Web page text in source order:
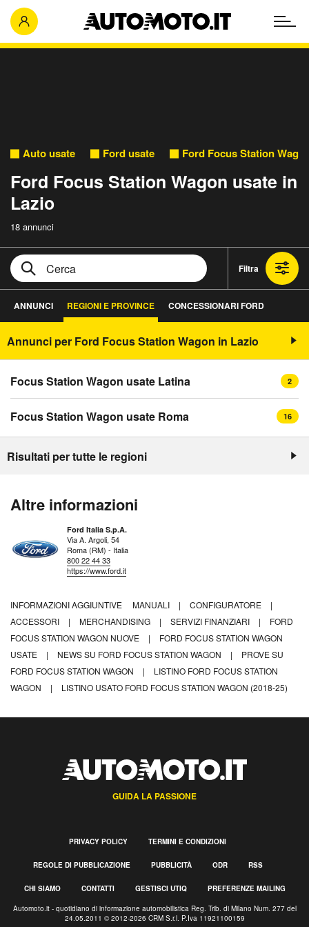
Auto usate Ford usate Ford Focus Station
Ford Focus Station Wagon usate in
Lazio
18 annunci
Filtra
ANNUNCI REGIONI E PROVINCE CONCESSIONARI FORD
Annunci per Ford Focus Station Wagon in Lazio
Focus Station Wagon usate Latina 2
Focus Station Wagon usate Roma 16
Risultati per tutte le regioni
Altre informazioni
Ford Italia S.p.A.
Via A. Argoli, 54
Roma (RM) - Italia
800 22 44 33
https://www.ford.it
INFORMAZIONI AGGIUNTIVE MANUALI | CONFIGURATORE
|
ACCESSORI
| MERCHANDISING | SERVIZI FINANZIARI |
FORD
FOCUS STATION WAGON NUOVE
|
FORD FOCUS STATION WAGON
USATE
| NEWS SU FORD FOCUS STATION WAGON |
PROVE SU
FORD FOCUS STATION WAGON
|
LISTINO FORD FOCUS STATION
WAGON
| LISTINO USATO FORD FOCUS STATION WAGON (2018-25)
GUIDA LA PASSIONE
PRIVACY POLICY TERMINI E CONDIZIONI
REGOLE DI PUBBLICAZIONE PUBBLICITÀ ODR RSS
CHI SIAMO CONTATTI GESTISCI UTIQ PREFERENZE MAILING
Automoto.it - quotidiano di informazione automobilistica Reg. Trib. di Milano Num. 277 del
24.05.2011 © 2012-2026 CRM S.r.l. P.Iva 11921100159